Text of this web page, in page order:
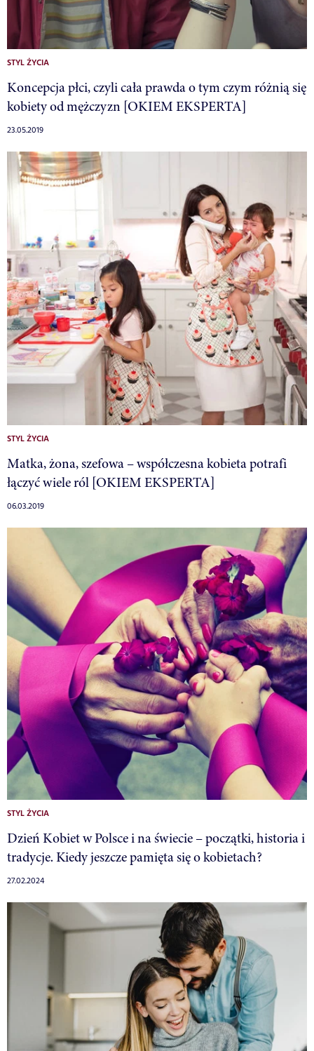
STYL ŻYCIA
Koncepcja płci, czyli cała prawda o tym czym różnią się
kobiety od mężczyzn [OKIEM EKSPERTA]
23.05.2019
STYL ŻYCIA
Matka, żona, szefowa – współczesna kobieta potrafi
łączyć wiele ról [OKIEM EKSPERTA]
06.03.2019
STYL ŻYCIA
Dzień Kobiet w Polsce i na świecie – początki, historia i
tradycje. Kiedy jeszcze pamięta się o kobietach?
27.02.2024